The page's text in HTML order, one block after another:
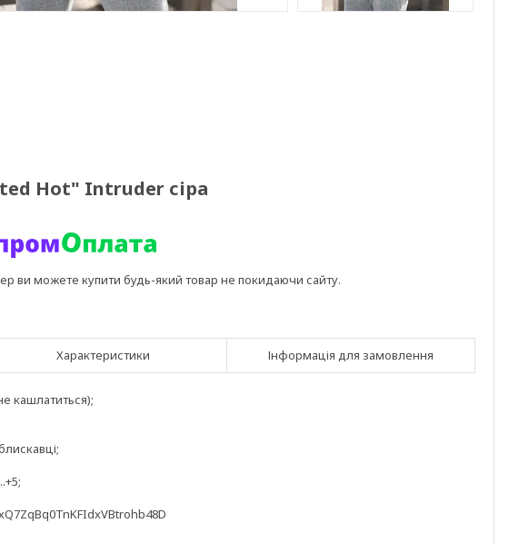
Hot" Intruder сіра
ви можете купити будь-який товар не покидаючи сайту.
Характеристики Інформація для замовлення
кашлатиться);